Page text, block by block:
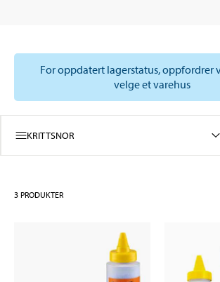
For oppdatert lagerstatus, oppfordrer
velge et varehus
KRITTSNOR
3 PRODUKTER